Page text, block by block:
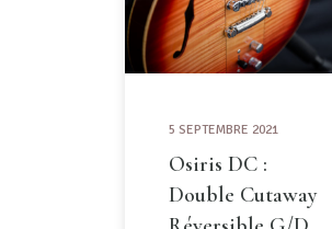
5 SEPTEMBRE 2021
Osiris DC :
Double Cutaway